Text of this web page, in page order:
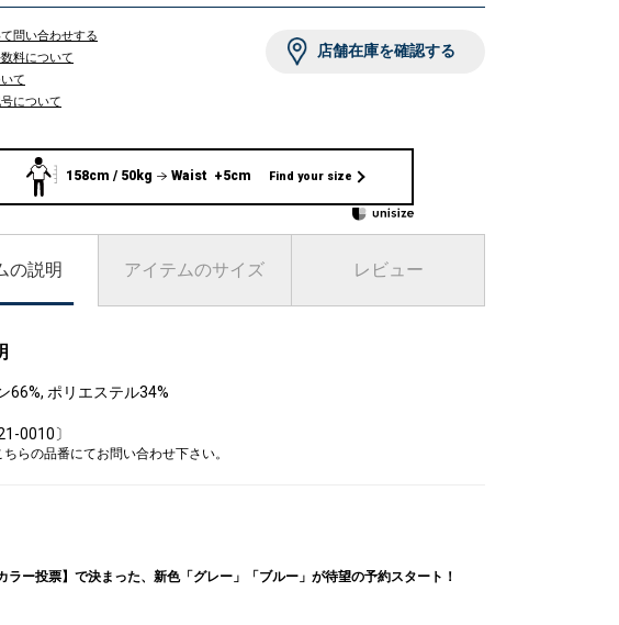
問い合わせする
料について
て
について
店舗在庫を確認する
158cm / 50kg Waist +5cm Find your size
の説明 アイテムのサイズ レビュー
66%, ポリエステル34%
0010〕
ちらの品番にてお問い合わせ下さい。
ラー投票】で決まった、新色「グレー」「ブルー」が待望の予約スタート！